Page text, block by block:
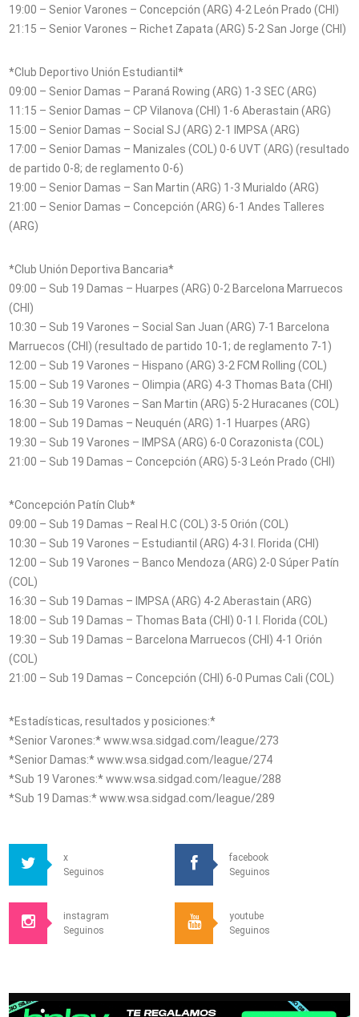
19:00 – Senior Varones – Concepción (ARG) 4-2 León Prado (CHI)
21:15 – Senior Varones – Richet Zapata (ARG) 5-2 San Jorge (CHI)
*Club Deportivo Unión Estudiantil*
09:00 – Senior Damas – Paraná Rowing (ARG) 1-3 SEC (ARG)
11:15 – Senior Damas – CP Vilanova (CHI) 1-6 Aberastain (ARG)
15:00 – Senior Damas – Social SJ (ARG) 2-1 IMPSA (ARG)
17:00 – Senior Damas – Manizales (COL) 0-6 UVT (ARG) (resultado
de partido 0-8; de reglamento 0-6)
19:00 – Senior Damas – San Martin (ARG) 1-3 Murialdo (ARG)
21:00 – Senior Damas – Concepción (ARG) 6-1 Andes Talleres
(ARG)
*Club Unión Deportiva Bancaria*
09:00 – Sub 19 Damas – Huarpes (ARG) 0-2 Barcelona Marruecos
(CHI)
10:30 – Sub 19 Varones – Social San Juan (ARG) 7-1 Barcelona
Marruecos (CHI) (resultado de partido 10-1; de reglamento 7-1)
12:00 – Sub 19 Varones – Hispano (ARG) 3-2 FCM Rolling (COL)
15:00 – Sub 19 Varones – Olimpia (ARG) 4-3 Thomas Bata (CHI)
16:30 – Sub 19 Varones – San Martin (ARG) 5-2 Huracanes (COL)
18:00 – Sub 19 Damas – Neuquén (ARG) 1-1 Huarpes (ARG)
19:30 – Sub 19 Varones – IMPSA (ARG) 6-0 Corazonista (COL)
21:00 – Sub 19 Damas – Concepción (ARG) 5-3 León Prado (CHI)
*Concepción Patín Club*
09:00 – Sub 19 Damas – Real H.C (COL) 3-5 Orión (COL)
10:30 – Sub 19 Varones – Estudiantil (ARG) 4-3 I. Florida (CHI)
12:00 – Sub 19 Varones – Banco Mendoza (ARG) 2-0 Súper Patín
(COL)
16:30 – Sub 19 Damas – IMPSA (ARG) 4-2 Aberastain (ARG)
18:00 – Sub 19 Damas – Thomas Bata (CHI) 0-1 I. Florida (COL)
19:30 – Sub 19 Damas – Barcelona Marruecos (CHI) 4-1 Orión
(COL)
21:00 – Sub 19 Damas – Concepción (CHI) 6-0 Pumas Cali (COL)
*Estadísticas, resultados y posiciones:*
*Senior Varones:* www.wsa.sidgad.com/league/273
*Senior Damas:* www.wsa.sidgad.com/league/274
*Sub 19 Varones:* www.wsa.sidgad.com/league/288
*Sub 19 Damas:* www.wsa.sidgad.com/league/289
x
Seguinos
facebook
Seguinos
instagram
Seguinos
youtube
Seguinos